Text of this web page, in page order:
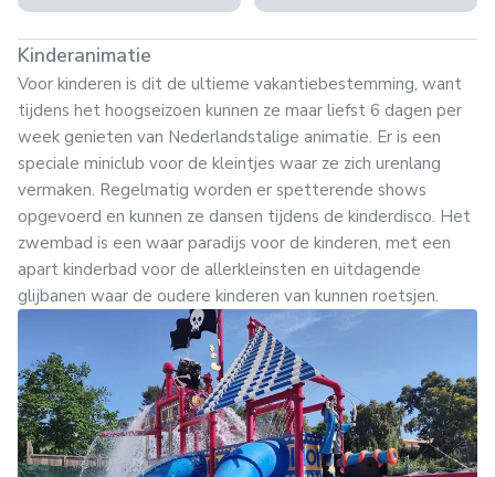
Kinderanimatie
Voor kinderen is dit de ultieme vakantiebestemming, want
tijdens het hoogseizoen kunnen ze maar liefst 6 dagen per
week genieten van Nederlandstalige animatie. Er is een
speciale miniclub voor de kleintjes waar ze zich urenlang
vermaken. Regelmatig worden er spetterende shows
opgevoerd en kunnen ze dansen tijdens de kinderdisco. Het
zwembad is een waar paradijs voor de kinderen, met een
apart kinderbad voor de allerkleinsten en uitdagende
glijbanen waar de oudere kinderen van kunnen roetsjen.